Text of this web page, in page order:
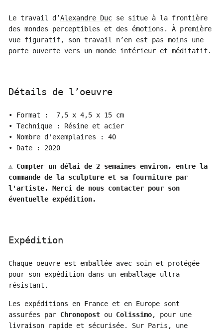
Le travail d’Alexandre Duc se situe à la frontière
des mondes perceptibles et des émotions. À première
vue figuratif, son travail n’en est pas moins une
porte ouverte vers un monde intérieur et méditatif.
Détails de l’oeuvre
• Format : 7,5 x 4,5 x 15 cm
• Technique :
Résine et acier
• Nombre d'exemplaires : 40
• Date : 2020
⚠️ Compter un délai de 2 semaines environ, entre la
commande de la sculpture et sa fourniture par
l'artiste. Merci de nous contacter pour son
éventuelle expédition.
Expédition
Chaque oeuvre est emballée avec soin et protégée
pour son expédition dans un emballage ultra-
résistant.
Les expéditions en France et en Europe sont
assurées par Chronopost ou Colissimo, pour une
livraison rapide et sécurisée. Sur Paris, une